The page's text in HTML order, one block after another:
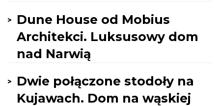
Dune House od Mobius
Architekci. Luksusowy dom
nad Narwią
Dwie połączone stodoły na
Kujawach. Dom na wąskiej